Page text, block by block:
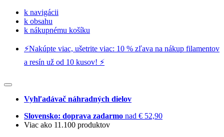
k navigácii
k obsahu
k nákupnému košíku
⚡️Nakúpte viac, ušetrite viac: 10 % zľava na nákup filamentov
a resín už od 10 kusov! ⚡️
Vyhľadávač náhradných dielov
Slovensko: doprava zadarmo nad € 52,90
Viac ako 11.100 produktov